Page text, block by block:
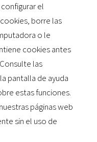
el
borre las
o le
cookies antes
las
pantalla de ayuda
estas funciones.
páginas web
sin el uso de